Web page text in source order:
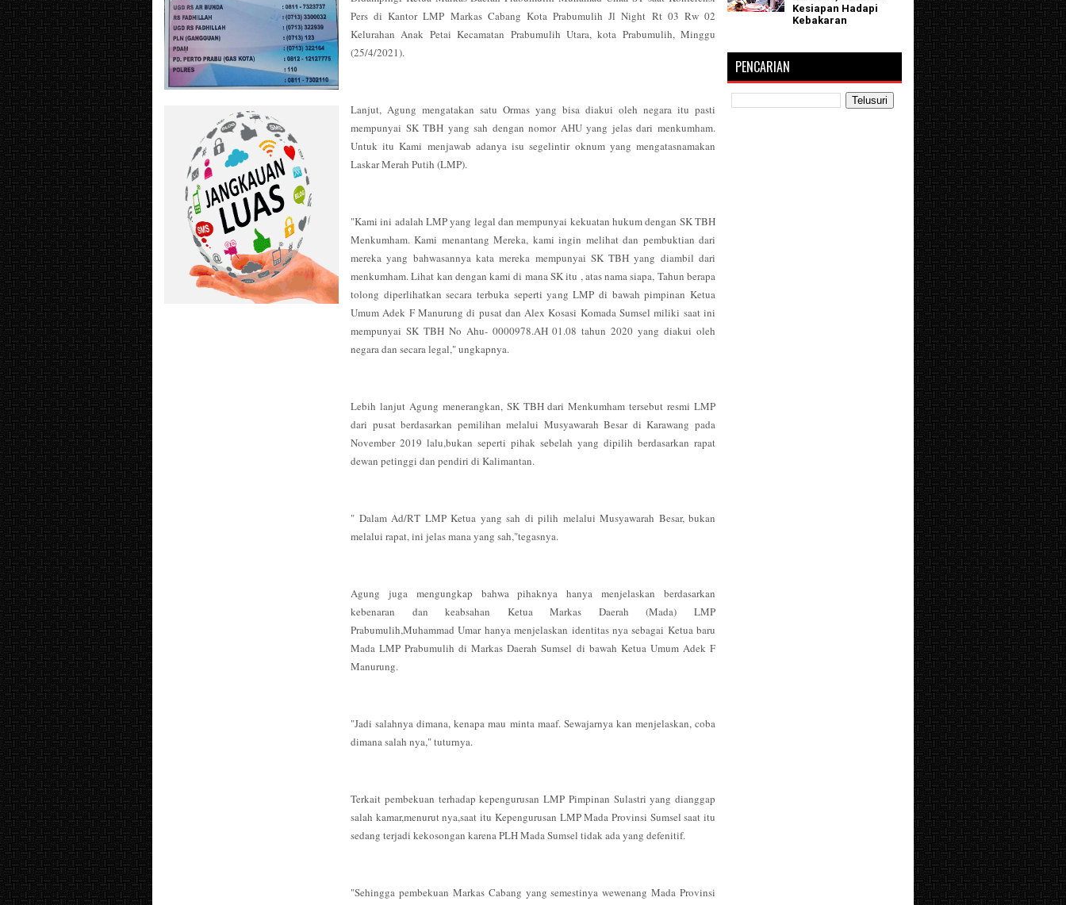
Pers di Kantor LMP Markas Cabang Kota Prabumulih Jl Night Rt 03 Rw 02
Kelurahan Anak Petai Kecamatan Prabumulih Utara, kota Prabumulih, Minggu
(25/4/2021).
Lanjut, Agung mengatakan satu Ormas yang bisa diakui oleh negara itu pasti
mempunyai SK TBH yang sah dengan nomor AHU yang jelas dari menkumham.
Untuk itu Kami menjawab adanya isu segelintir oknum yang mengatasnamakan
Laskar Merah Putih (LMP).
"Kami ini adalah LMP yang legal dan mempunyai kekuatan hukum dengan SK TBH
Menkumham. Kami menantang Mereka, kami ingin melihat dan pembuktian dari
mereka yang bahwasannya kata mereka mempunyai SK TBH yang diambil dari
menkumham. Lihat kan dengan kami di mana SK itu , atas nama siapa, Tahun berapa
tolong diperlihatkan secara terbuka seperti yang LMP di bawah pimpinan Ketua
Umum Adek F Manurung di pusat dan Alex Kosasi Komada Sumsel miliki saat ini
mempunyai SK TBH No Ahu- 0000978.AH 01.08 tahun 2020 yang diakui oleh
negara dan secara legal," ungkapnya.
Lebih lanjut Agung menerangkan, SK TBH dari Menkumham tersebut resmi LMP
dari pusat berdasarkan pemilihan melalui Musyawarah Besar di Karawang pada
November 2019 lalu,bukan seperti pihak sebelah yang dipilih berdasarkan rapat
dewan petinggi dan pendiri di Kalimantan.
" Dalam Ad/RT LMP Ketua yang sah di pilih melalui Musyawarah Besar, bukan
melalui rapat, ini jelas mana yang sah,"tegasnya.
Agung juga mengungkap bahwa pihaknya hanya menjelaskan berdasarkan
kebenaran dan keabsahan Ketua Markas Daerah (Mada) LMP
Prabumulih,Muhammad Umar hanya menjelaskan identitas nya sebagai Ketua baru
Mada LMP Prabumulih di Markas Daerah Sumsel di bawah Ketua Umum Adek F
Manurung.
"Jadi salahnya dimana, kenapa mau minta maaf. Sewajarnya kan menjelaskan, coba
dimana salah nya," tuturnya.
Terkait pembekuan terhadap kepengurusan LMP Pimpinan Sulastri yang dianggap
salah kamar,menurut nya,saat itu Kepengurusan LMP Mada Provinsi Sumsel saat itu
sedang terjadi kekosongan karena PLH Mada Sumsel tidak ada yang defenitif.
"Sehingga pembekuan Markas Cabang yang semestinya wewenang Mada Provinsi
Kesiapan Hadapi
Kebakaran
PENCARIAN